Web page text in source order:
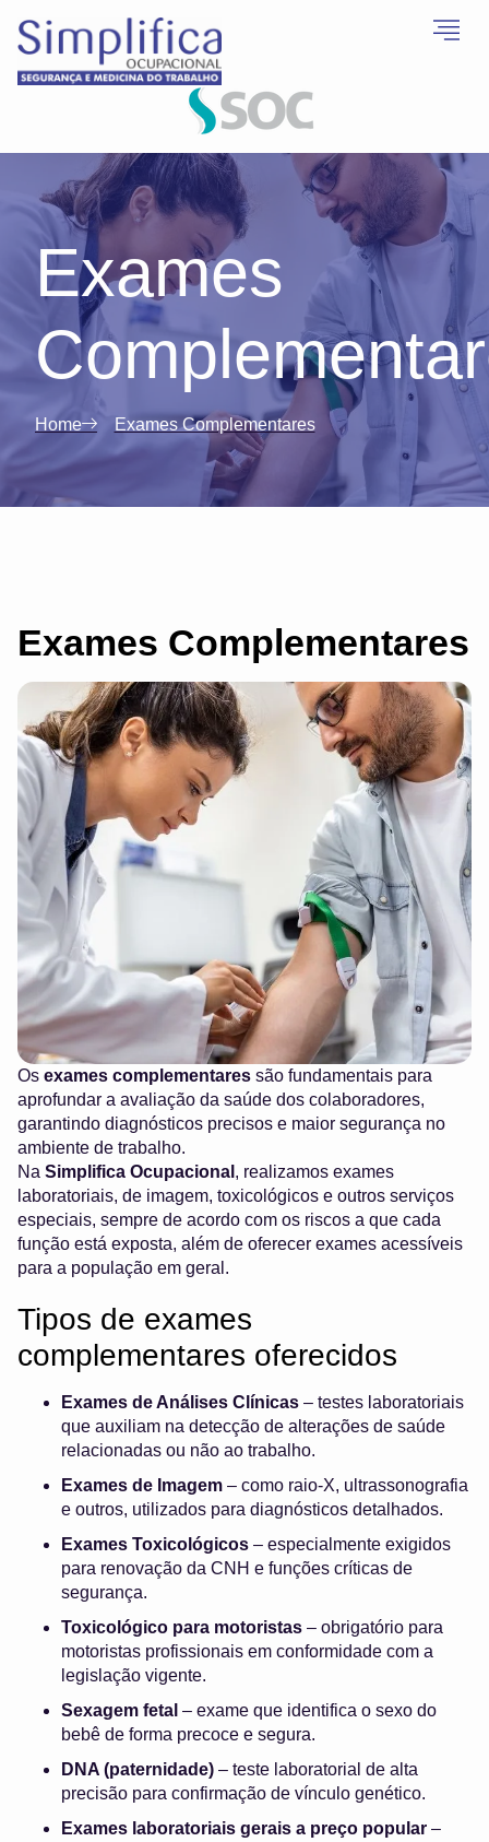
Exames
Home Exames Complementares
Exames Complementares
Os exames complementares são fundamentais para
aprofundar a avaliação da saúde dos colaboradores,
garantindo diagnósticos precisos e maior segurança no
ambiente de trabalho.
Na Simplifica Ocupacional , realizamos exames
laboratoriais, de imagem, toxicológicos e outros serviços
especiais, sempre de acordo com os riscos a que cada
função está exposta, além de oferecer exames acessíveis
para a população em geral.
Tipos de exames
complementares oferecidos
Exames de Análises Clínicas – testes laboratoriais
que auxiliam na detecção de alterações de saúde
relacionadas ou não ao trabalho.
Exames de Imagem – como raio-X, ultrassonografia
e outros, utilizados para diagnósticos detalhados.
Exames Toxicológicos – especialmente exigidos
para renovação da CNH e funções críticas de
segurança.
Toxicológico para motoristas – obrigatório para
motoristas profissionais em conformidade com a
legislação vigente.
Sexagem fetal – exame que identifica o sexo do
bebê de forma precoce e segura.
DNA (paternidade) – teste laboratorial de alta
precisão para confirmação de vínculo genético.
Exames laboratoriais gerais a preço popular –